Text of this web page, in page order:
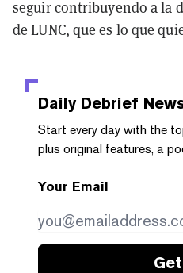
seguir contribuyendo a la
de LUNC, que es lo que
Daily Debrief
Start every day with the
plus original features, a
Your Email